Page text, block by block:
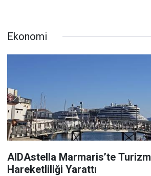
Ekonomi
AIDAstella Marmaris’te Turizm
Hareketliliği Yarattı